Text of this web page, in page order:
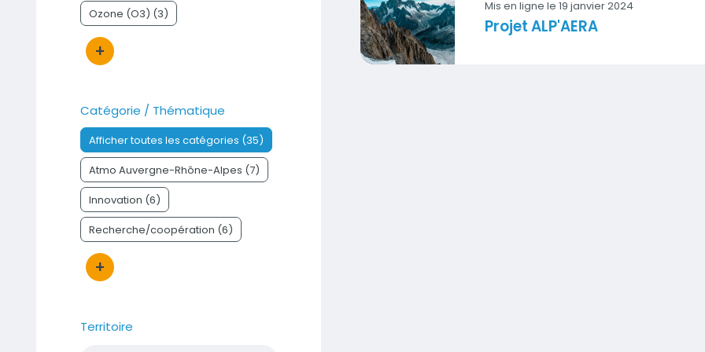
Ozone (O3) (3)
+
Bouton d'actions
Catégorie / Thématique
Afficher toutes les catégories (35)
Atmo Auvergne-Rhône-Alpes (7)
Innovation (6)
Recherche/coopération (6)
+
Bouton d'actions
Territoire
Vignette
Mis en ligne le 19 janvier 2024
Projet ALP'AERA